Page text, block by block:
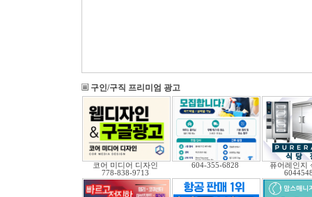
구인/구직 프리미엄 광고
코어 미디어 디자인
778-838-9713
604-355-6828
퓨어레인지